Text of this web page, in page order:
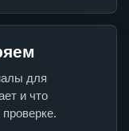
для
и что